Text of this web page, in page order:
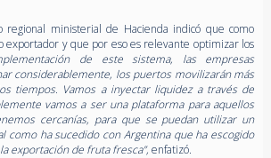
regional ministerial de Hacienda indicó que como
exportador y que por eso es relevante optimizar los
de este sistema, las empresas
considerablemente, los puertos movilizarán más
tiempos. Vamos a inyectar liquidez a través de
vamos a ser una plataforma para aquellos
cercanías, para que se puedan utilizar un
como ha sucedido con Argentina que ha escogido
exportación de fruta fresca”, enfatizó.